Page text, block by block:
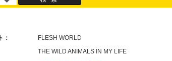
：
FLESH WORLD
THE WILD ANIMALS IN MY LIFE